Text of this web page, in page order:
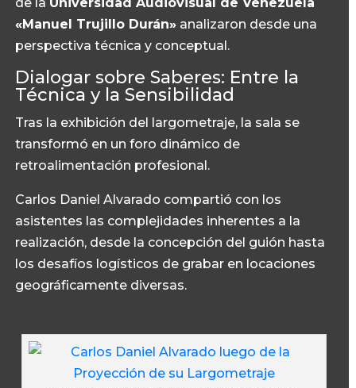
«Manuel Trujillo Durán» analizaron desde una
perspectiva técnica y conceptual.
Dialogar sobre Saberes: Entre la
Técnica y la Sensibilidad
Tras la exhibición del largometraje, la sala se
transformó en un foro dinámico de
retroalimentación profesional.
Carlos Daniel Alvarado compartió con los
asistentes las complejidades inherentes a la
realización, desde la concepción del guión hasta
los desafíos logísticos de grabar en locaciones
geográficamente diversas.